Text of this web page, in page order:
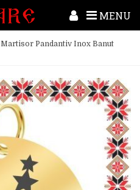
MENU
Martisor Pandantiv Inox Banut